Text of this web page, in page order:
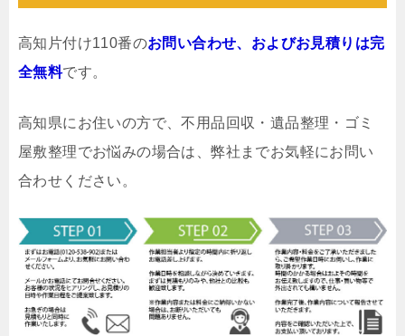
高知片付け110番のお問い合わせ、およびお見積りは完
全無料です。
高知県にお住いの方で、不用品回収・遺品整理・ゴミ
屋敷整理でお悩みの場合は、弊社までお気軽にお問い
合わせください。